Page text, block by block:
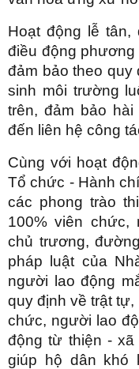
Hoạt động lễ tân,
điều động
đảm bảo theo quy
sinh môi trường
trên, đảm bảo
đến liên hệ công
Cùng với hoạt
Tổ chức - Hành
các phong trào
100% viên chức,
chủ trương,
pháp luật của
người lao động
quy định về trật
chức, người lao
động từ thiện -
giúp hộ dân khó